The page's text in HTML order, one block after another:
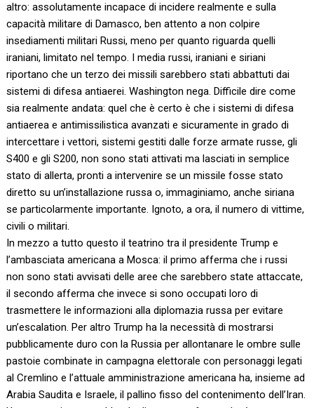
altro: assolutamente incapace di incidere realmente e sulla
capacità militare di Damasco, ben attento a non colpire
insediamenti militari Russi, meno per quanto riguarda quelli
iraniani, limitato nel tempo. I media russi, iraniani e siriani
riportano che un terzo dei missili sarebbero stati abbattuti dai
sistemi di difesa antiaerei. Washington nega. Difficile dire come
sia realmente andata: quel che è certo è che i sistemi di difesa
antiaerea e antimissilistica avanzati e sicuramente in grado di
intercettare i vettori, sistemi gestiti dalle forze armate russe, gli
S400 e gli S200, non sono stati attivati ma lasciati in semplice
stato di allerta, pronti a intervenire se un missile fosse stato
diretto su un’installazione russa o, immaginiamo, anche siriana
se particolarmente importante. Ignoto, a ora, il numero di vittime,
civili o militari.
In mezzo a tutto questo il teatrino tra il presidente Trump e
l’ambasciata americana a Mosca: il primo afferma che i russi
non sono stati avvisati delle aree che sarebbero state attaccate,
il secondo afferma che invece si sono occupati loro di
trasmettere le informazioni alla diplomazia russa per evitare
un’escalation. Per altro Trump ha la necessità di mostrarsi
pubblicamente duro con la Russia per allontanare le ombre sulle
pastoie combinate in campagna elettorale con personaggi legati
al Cremlino e l’attuale amministrazione americana ha, insieme ad
Arabia Saudita e Israele, il pallino fisso del contenimento dell’Iran.